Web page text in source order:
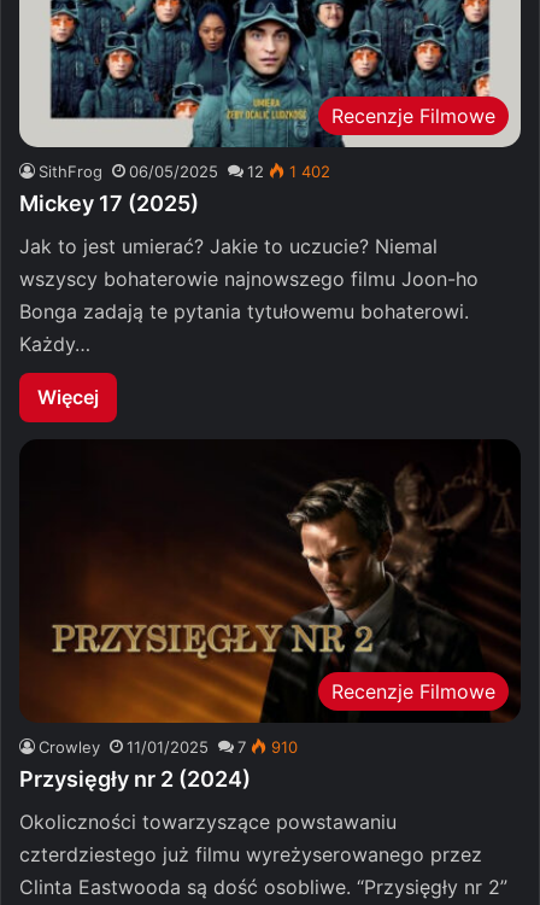
Recenzje Filmowe
SithFrog 06/05/2025 12 1 402
Mickey 17 (2025)
Jak to jest umierać? Jakie to uczucie? Niemal
wszyscy bohaterowie najnowszego filmu Joon-ho
Bonga zadają te pytania tytułowemu bohaterowi.
Każdy…
Więcej
Recenzje Filmowe
Crowley 11/01/2025 7 910
Przysięgły nr 2 (2024)
Okoliczności towarzyszące powstawaniu
czterdziestego już filmu wyreżyserowanego przez
Clinta Eastwooda są dość osobliwe. “Przysięgły nr 2”